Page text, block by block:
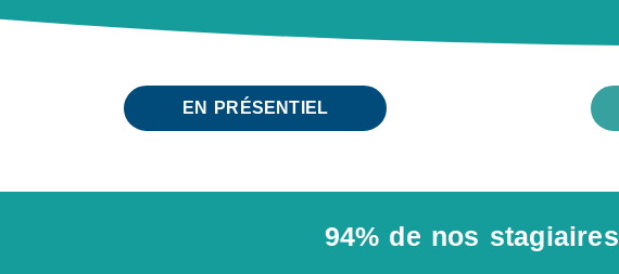
EN PRÉSENTIEL
94% de nos stagiaires